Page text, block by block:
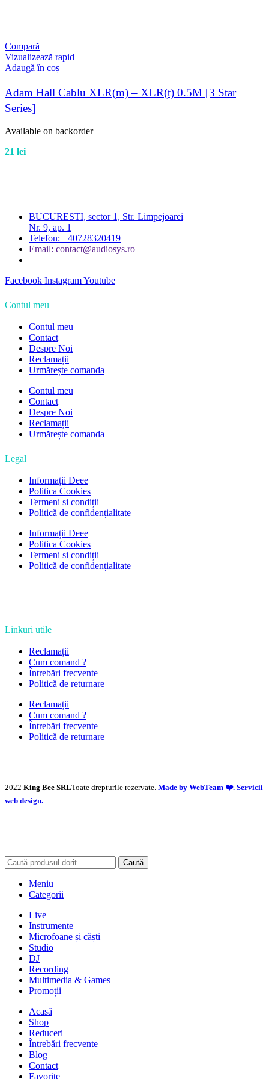
Compară
Vizualizează rapid
Adaugă în coș
Adam Hall Cablu XLR(m) – XLR(t) 0.5M [3 Star
Series]
Available on backorder
21 lei
BUCURESTI, sector 1, Str. Limpejoarei
Nr. 9, ap. 1
Telefon: +40728320419
Email: contact@audiosys.ro
Facebook InstagramYoutube
Contul meu
Contul meu
Contact
Despre Noi
Reclamații
Urmărește comanda
Contul meu
Contact
Despre Noi
Reclamații
Urmărește comanda
Legal
Informații Deee
Politica Cookies
Termeni si condiții
Politică de confidențialitate
Informații Deee
Politica Cookies
Termeni si condiții
Politică de confidențialitate
Linkuri utile
Reclamații
Cum comand ?
Întrebări frecvente
Politică de returnare
Reclamații
Cum comand ?
Întrebări frecvente
Politică de returnare
2022 King Bee SRLToate drepturile rezervate. Made by WebTeam ❤️. Servicii
web design.
Caută
Meniu
Categorii
Live
Instrumente
Microfoane și căști
Studio
DJ
Recording
Multimedia & Games
Promoții
Acasă
Shop
Reduceri
Întrebări frecvente
Blog
Contact
Favorite